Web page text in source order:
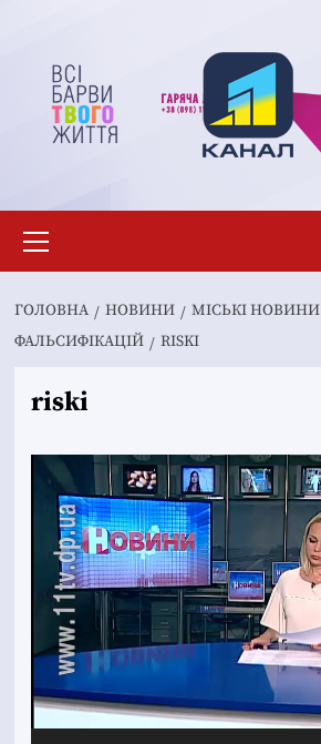
вмісту
меню
ГОЛОВНА НОВИНИ MІСЬКІ НОВИНИ
ФАЛЬСИФІКАЦІЙ
RISKI
riski
Відеопрогравач